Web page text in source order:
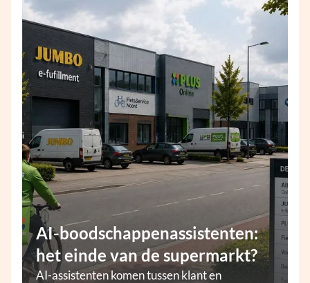
AI-boodschappenassistenten:
het einde van de supermarkt?
AI-assistenten komen tussen klant en